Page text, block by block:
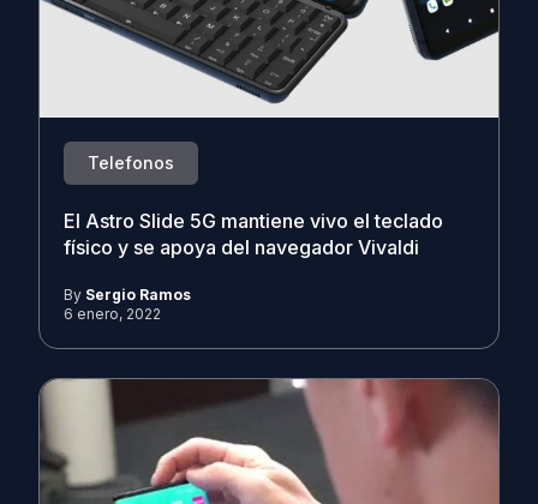
Telefonos
El Astro Slide 5G mantiene vivo el teclado
físico y se apoya del navegador Vivaldi
By Sergio Ramos
6 enero, 2022